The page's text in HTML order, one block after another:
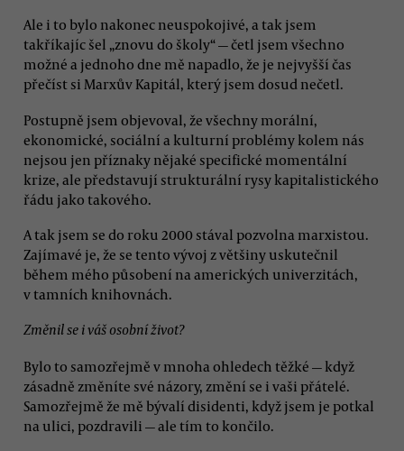
Ale i to bylo nakonec neuspokojivé, a tak jsem
takříkajíc šel „znovu do školy“ — četl jsem všechno
možné a jednoho dne mě napadlo, že je nejvyšší čas
přečíst si Marxův Kapitál, který jsem dosud nečetl.
Postupně jsem objevoval, že všechny morální,
ekonomické, sociální a kulturní problémy kolem nás
nejsou jen příznaky nějaké specifické momentální
krize, ale představují strukturální rysy kapitalistického
řádu jako takového.
A tak jsem se do roku 2000 stával pozvolna marxistou.
Zajímavé je, že se tento vývoj z většiny uskutečnil
během mého působení na amerických univerzitách,
v tamních knihovnách.
Změnil se i váš osobní život?
Bylo to samozřejmě v mnoha ohledech těžké — když
zásadně změníte své názory, změní se i vaši přátelé.
Samozřejmě že mě bývalí disidenti, když jsem je potkal
na ulici, pozdravili — ale tím to končilo.